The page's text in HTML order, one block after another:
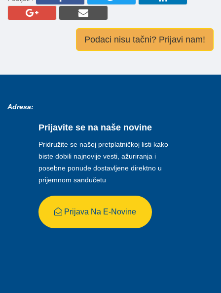
Podaci nisu tačni? Prijavi nam!
Adresa:
Prijavite se na naše novine
Pridružite se našoj pretplatničkoj listi kako
biste dobili najnovije vesti, ažuriranja i
posebne ponude dostavljene direktno u
prijemnom sandučetu
Prijava Na E-Novine